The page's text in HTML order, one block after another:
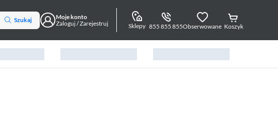
Szukaj
Moje konto
Zaloguj / Zarejestruj
Sklepy 855 855 855Obserwowane Koszyk